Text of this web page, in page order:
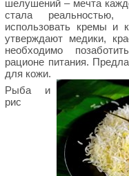
шелушений – мечта
стала реальностью,
использовать кремы и
утверждают медики,
необходимо
рационе питания.
для кожи.
Рыба и
рис